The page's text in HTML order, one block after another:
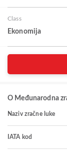
Class
Ekonomija
O Međunarodna
Naziv zračne luke
IATA kod